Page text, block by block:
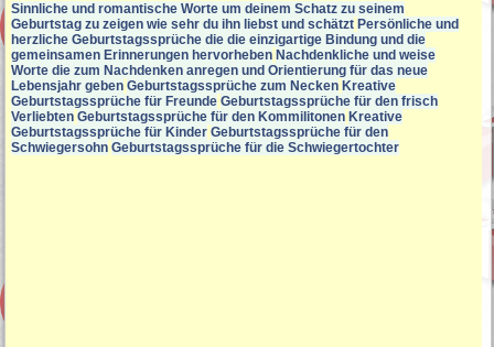
Sinnliche und romantische Worte um deinem Schatz zu seinem
Geburtstag zu zeigen wie sehr du ihn liebst und schätzt Persönliche und
herzliche Geburtstagssprüche die die einzigartige Bindung und die
gemeinsamen Erinnerungen hervorheben Nachdenkliche und weise
Worte die zum Nachdenken anregen und Orientierung für das neue
Lebensjahr geben Geburtstagssprüche zum Necken Kreative
Geburtstagssprüche für Freunde Geburtstagssprüche für den frisch
Verliebten Geburtstagssprüche für den Kommilitonen Kreative
Geburtstagssprüche für Kinder Geburtstagssprüche für den
Schwiegersohn Geburtstagssprüche für die Schwiegertochter